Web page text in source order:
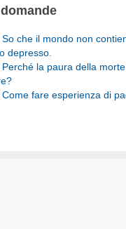
So che il mondo non
depresso.
Perché la paura della
Come fare esperienza di